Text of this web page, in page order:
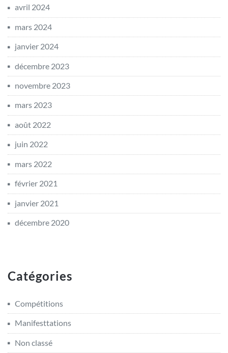
avril 2024
mars 2024
janvier 2024
décembre 2023
novembre 2023
mars 2023
août 2022
juin 2022
mars 2022
février 2021
janvier 2021
décembre 2020
Catégories
Compétitions
Manifesttations
Non classé